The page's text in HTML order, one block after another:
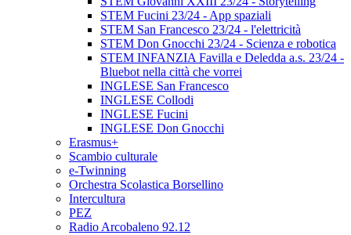
STEM Fucini 23/24 - App spaziali
STEM San Francesco 23/24 - l'elettricità
STEM Don Gnocchi 23/24 - Scienza e robotica
STEM INFANZIA Favilla e Deledda a.s. 23/24 -
Bluebot nella città che vorrei
INGLESE San Francesco
INGLESE Collodi
INGLESE Fucini
INGLESE Don Gnocchi
Erasmus+
Scambio culturale
e-Twinning
Orchestra Scolastica Borsellino
Intercultura
PEZ
Radio Arcobaleno 92.12